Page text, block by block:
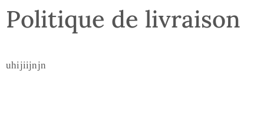
Politique de livraison
uhijiijnjn